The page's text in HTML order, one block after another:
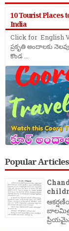
10 Tourist Places
India
Click for English
ప్రకృతి అందాలకు
కొండ ...
Popular Articles